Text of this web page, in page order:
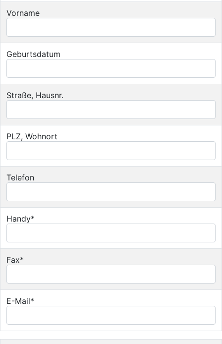
Vorname
Geburtsdatum
Straße, Hausnr.
PLZ, Wohnort
Telefon
Handy*
Fax*
E-Mail*